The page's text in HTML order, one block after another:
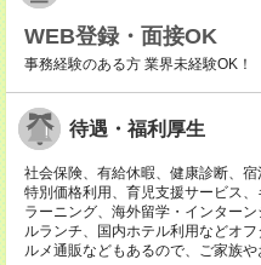
WEB登録・面接OK
事務経験のある方 業界未経験OK！
待遇・福利厚生
社会保険、有給休暇、健康診断、
特別価格利用、育児支援サービス
ラーニング、海外留学・インター
ルランチ、国内ホテル利用などオ
ルメ通販などもあるので、ご家族